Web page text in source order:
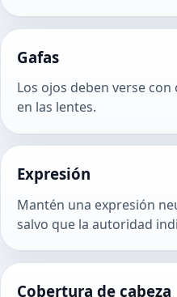
Gafas
Los ojos deben verse
en las lentes.
Expresión
Mantén una expresión
salvo que la autoridad
Cobertura de cabeza